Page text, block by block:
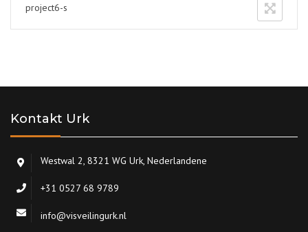
project6-s
Kontakt Urk
Westwal 2, 8321 WG Urk, Nederlandene
+31 0527 68 9789
info@visveilingurk.nl